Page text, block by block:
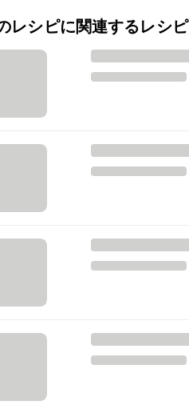
レシピに関連するレシピ